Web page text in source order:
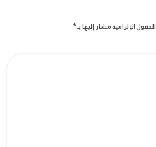
الحقول الإلزامية مشار إليها بـ*